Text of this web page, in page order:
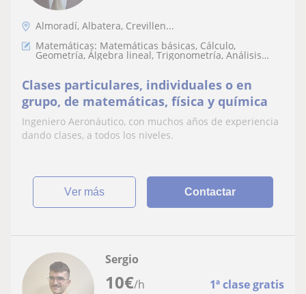
Almoradí, Albatera, Crevillen...
Matemáticas: Matemáticas básicas, Cálculo,
Geometría, Álgebra lineal, Trigonometría, Análisis
Clases particulares, individuales o en
grupo, de matemáticas, física y química
Ingeniero Aeronáutico, con muchos años de experiencia
dando clases, a todos los niveles.
ver más Contactar
10€/h 1ª clase gratis
Sergio